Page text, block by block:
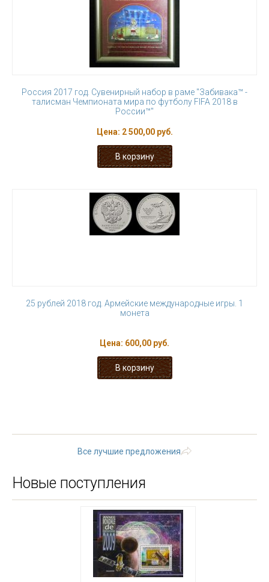
Россия 2017 год. Сувенирный набор в раме "Забивака™ -
талисман Чемпионата мира по футболу FIFA 2018 в
России™"
Цена: 2 500,00 руб.
25 рублей 2018 год. Армейские международные игры. 1
монета
Цена: 600,00 руб.
Все лучшие предложения
Новые поступления